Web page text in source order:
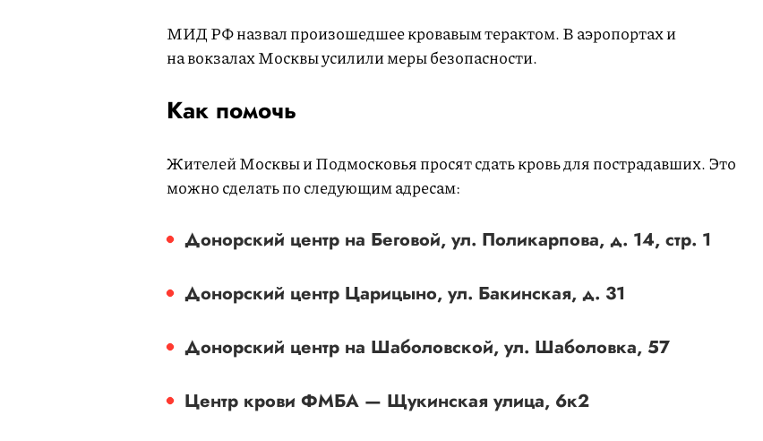
МИД РФ назвал произошедшее кровавым терактом. В аэропортах и
на вокзалах Москвы усилили меры безопасности.
Как помочь
Жителей Москвы и Подмосковья просят сдать кровь для пострадавших. Это
можно сделать по следующим адресам:
Донорский центр на Беговой, ул. Поликарпова, д. 14, стр. 1
Донорский центр Царицыно, ул. Бакинская, д. 31
Донорский центр на Шаболовской, ул. Шаболовка, 57
Центр крови ФМБА — Щукинская улица, 6к2